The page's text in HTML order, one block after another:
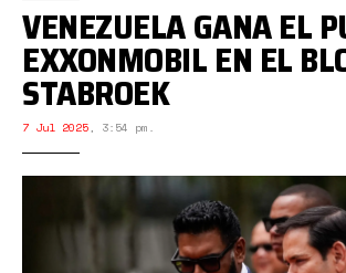
VENEZUELA GANA EL
EXXONMOBIL EN EL
STABROEK
7 Jul 2025, 3:54 pm.